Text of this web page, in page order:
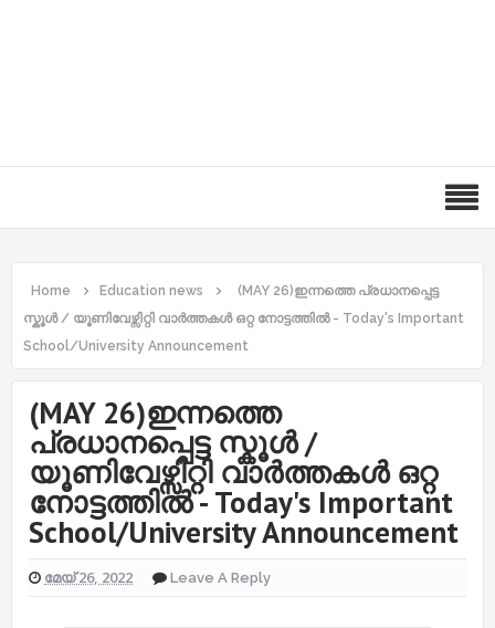
Home Education news
(MAY 26)ഇന്നത്തെ പ്രധാനപ്പെട്ട
സ്കൂൾ / യൂണിവേഴ്സിറ്റി വാർത്തകൾ ഒറ്റ നോട്ടത്തിൽ - Today's Important
School/University Announcement
(MAY 26)ഇന്നത്തെ
പ്രധാനപ്പെട്ട സ്കൂൾ /
യൂണിവേഴ്സിറ്റി വാർത്തകൾ ഒറ്റ
നോട്ടത്തിൽ - Today's Important
School/University Announcement
മേയ് 26, 2022 Leave A Reply